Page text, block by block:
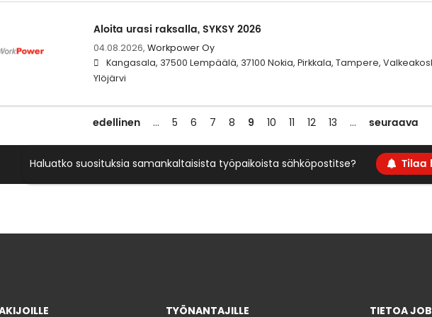
Aloita urasi raksalla, SYKSY 2026
04.08.2026, Workpower Oy
Kangasala, 37500 Lempäälä, 37100 Nokia, Pirkkala, Tampere,
Ylöjärvi
edellinen … 5 6 7 8 9 10 11 12 13 … seuraava
Haluatko suosituksia samankaltaisista työpaikoista sähköpostitse? Tilaa
TYÖNANTAJILLE TIETOA